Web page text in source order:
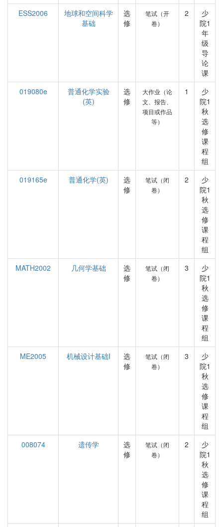
ESS2006
地球和空间科学
基础
选
修
笔试（开
卷）
2
少
院1
年
级
导
论
课
019080e
普通化学实验
(英)
选
修
大作业（论
文、报告、
项目或作品
等）
1
少
院1
秋
选
修
课
程
组
019165e
普通化学(英)
选
修
笔试（闭
卷）
2
少
院1
秋
选
修
课
程
组
MATH2002
几何学基础
选
修
笔试（闭
卷）
3
少
院1
秋
选
修
课
程
组
ME2005
机械设计基础I
选
修
笔试（闭
卷）
3
少
院1
秋
选
修
课
程
组
008074
遗传学
选
修
笔试（闭
卷）
2
少
院1
秋
选
修
课
程
组